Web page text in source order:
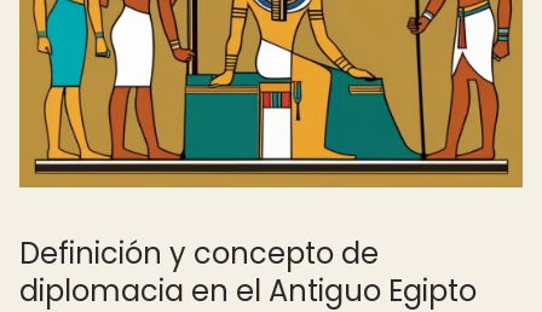
Definición y concepto de
diplomacia en el Antiguo Egipto